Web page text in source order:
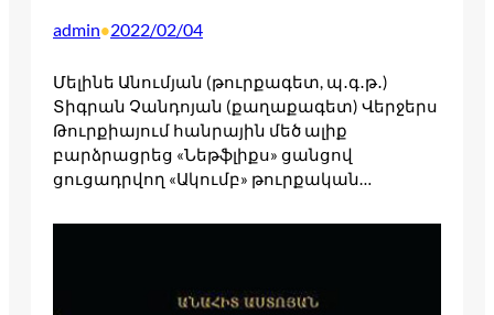
admin•2022/02/04
Մելինե Անումյան (թուրքագետ, պ․գ․թ․)
Տիգրան Չանդոյան (քաղաքագետ) Վերջերս
Թուրքիայում հանրային մեծ ալիք
բարձրացրեց «Նեթֆլիքս» ցանցով
ցուցադրվող «Ակումբ» թուրքական…